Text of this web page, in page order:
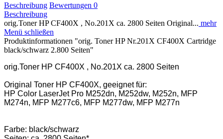
Beschreibung Bewertungen 0
Beschreibung
orig.Toner HP CF400X , No.201X ca. 2800 Seiten Original... mehr
Menü schließen
Produktinformationen "orig. Toner HP Nr.201X CF400X Cartridge
black/schwarz 2.800 Seiten"
orig.Toner HP CF400X , No.201X ca. 2800 Seiten
Original Toner HP CF400X, geeignet für:
HP Color LaserJet Pro M252dn, M252dw, M252n, MFP
M274n, MFP M277c6, MFP M277dw, MFP M277n
Farbe: black/schwarz